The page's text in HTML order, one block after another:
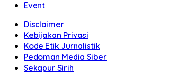
Event
Disclaimer
Kebijakan Privasi
Kode Etik Jurnalistik
Pedoman Media Siber
Sekapur Sirih